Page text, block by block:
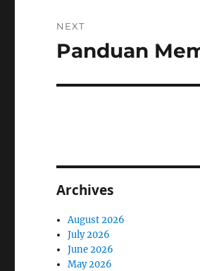
NEXT
Next
Panduan
Archives
August 2026
July 2026
June 2026
May 2026